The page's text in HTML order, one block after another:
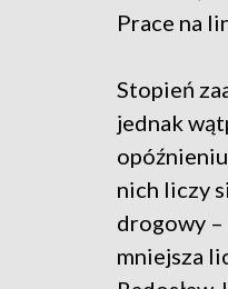
Prace na
Stopień
jednak
nich liczy
drogowy –
mniejsza